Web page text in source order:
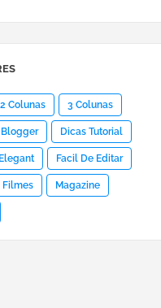
2 Colunas 3 Colunas
Blogger Dicas Tutorial
Elegant Facil De Editar
Filmes Magazine